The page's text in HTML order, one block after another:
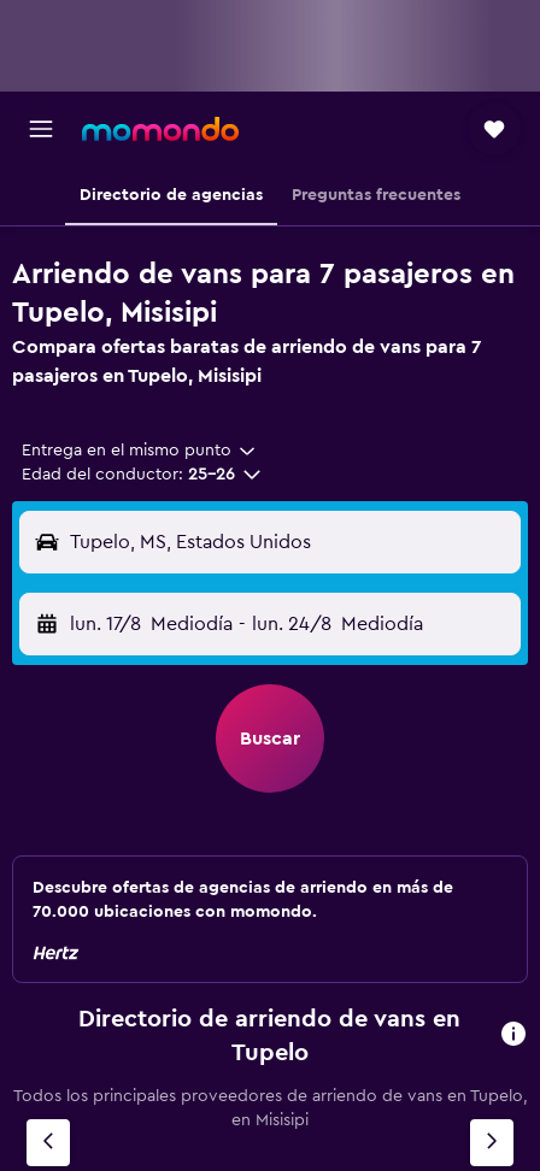
Directorio de agencias Preguntas frecuentes
Arriendo de vans para 7 pasajeros en
Tupelo, Misisipi
Compara ofertas baratas de arriendo de vans para 7
pasajeros en Tupelo, Misisipi
Entrega en el mismo punto
Edad del conductor: 25-26
Tupelo, MS, Estados Unidos
lun. 17/8 Mediodía - lun. 24/8 Mediodía
Buscar
Descubre ofertas de agencias de arriendo en más de
70.000 ubicaciones con momondo.
Directorio de arriendo de vans en
Tupelo
Todos los principales proveedores de arriendo de vans en Tupelo,
en Misisipi